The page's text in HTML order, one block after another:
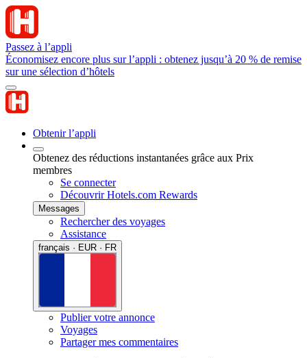
Passez à l’appli
Économisez encore plus sur l’appli : obtenez jusqu’à 20 % de remise
sur une sélection d’hôtels
Obtenir l’appli
Obtenez des réductions instantanées grâce aux Prix
membres
Se connecter
Découvrir Hotels.com Rewards
Messages
Rechercher des voyages
Assistance
français · EUR · FR
Publier votre annonce
Voyages
Partager mes commentaires